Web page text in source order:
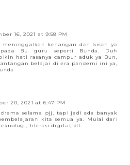
16, 2021 at 9:58 PM
meninggalkan kenangan dan kisah ya
Bu guru seperti Bunda. Duh
hati rasanya campur aduk ya Bun,
belajar di era pandemi ini ya,
20, 2021 at 6:47 PM
selama pjj, tapi jadi ada banyak
kita semua ya. Mulai dari
literasi digital, dll.